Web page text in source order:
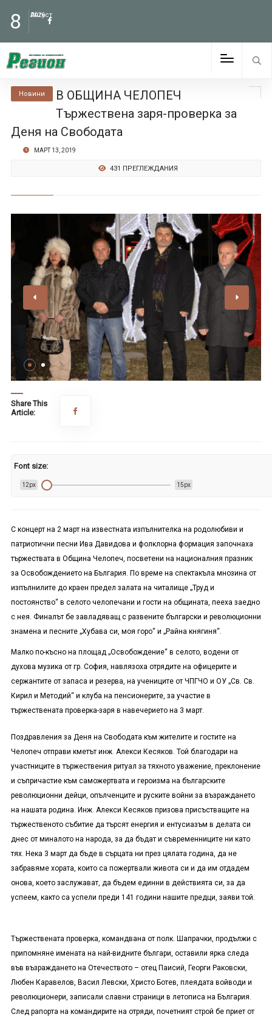
8 Август
2026
Новини
В ОБЩИНА ЧЕЛОПЕЧ
Тържествена заря-проверка за
Деня на Свободата
МАРТ 13, 2019
431 ПРЕГЛЕЖДАНИЯ
Share This
Article:
Font size:
12px 15px
С концерт на 2 март на известната изпълнителка на родолюбиви и
патриотични песни Ива Давидова и фолклорна формация започнаха
тържествата в Община Челопеч, посветени на националния празник
за Освобождението на България. По време на спектакъла мнозина от
изпълнилите до краен предел залата на читалище „Труд и
постоянство“ в селото челопечани и гости на общината, пееха заедно
с нея. Финалът бе завладяващ с развените български и революционни
знамена и песните „Хубава си, моя горо“ и „Райна княгиня“.
Малко по-късно на площад „Освобождение“ в селото, водени от
духова музика от гр. София, навлязоха отрядите на офицерите и
сержантите от запаса и резерва, на учениците от ЧПГЧО и ОУ „Св. Св.
Кирил и Методий“ и клуба на пенсионерите, за участие в
тържествената проверка-заря в навечерието на 3 март.
Поздравления за Деня на Свободата към жителите и гостите на
Челопеч отправи кметът инж. Алекси Кесяков. Той благодари на
участниците в тържествения ритуал за тяхното уважение, преклонение
и съпричастие към саможертвата и героизма на българските
революционни дейци, опълченците и руските войни за възраждането
на нашата родина. Инж. Алекси Кесяков призова присъстващите на
тържественото събитие да търсят енергия и ентусиазъм в делата си
днес от миналото на народа, за да бъдат и съвременниците ни като
тях. Нека 3 март да бъде в сърцата ни през цялата година, да не
забравяме хората, които са пожертвали живота си и да им отдадем
онова, което заслужават, да бъдем единни в действията си, за да
успеем, както са успели преди 141 години нашите предци, заяви той.
Тържествената проверка, командвана от полк. Шапрачки, продължи с
припомняне имената на най-видните българи, оставили ярка следа
във възраждането на Отечеството – отец Паисий, Георги Раковски,
Любен Каравелов, Васил Левски, Христо Ботев, плеядата войводи и
революционери, записали славни страници в летописа на България.
След рапорта на командирите на отряди, почетният строй бе приет от